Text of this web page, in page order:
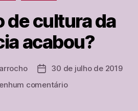
de cultura da
acabou?
Data30 de julho de 2019
comentárioem